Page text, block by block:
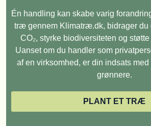
Én handling kan skabe varig
træ gennem Klimatræ.dk, bidrager du
CO₂, styrke biodiversiteten og
Uanset om du handler som
af en virksomhed, er din indsats
grønnere.
PLANT ET TRÆ